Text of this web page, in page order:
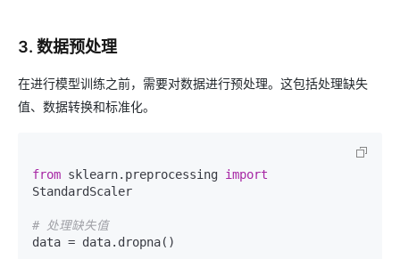
3. 数据预处理
在进行模型训练之前，需要对数据进行预处理。这包括处理缺失
值、数据转换和标准化。
from sklearn.preprocessing import
StandardScaler
# 处理缺失值
data = data.dropna()